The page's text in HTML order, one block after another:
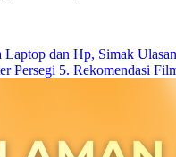
Laptop dan Hp, Simak
Persegi 5. Rekomendasi